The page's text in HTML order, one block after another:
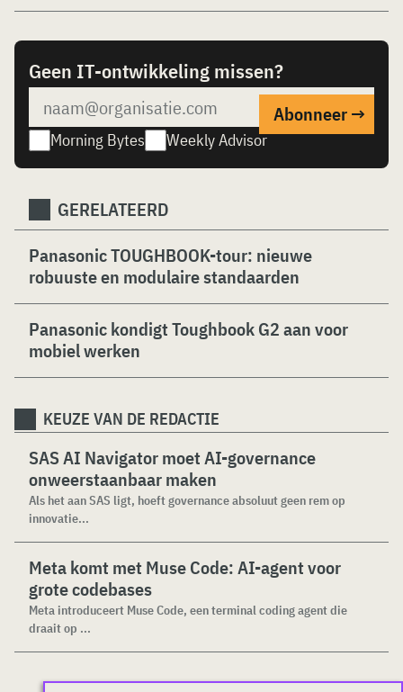
Geen IT-ontwikkeling missen?
Morning Bytes Weekly Advisor
GERELATEERD
Panasonic TOUGHBOOK-tour: nieuwe
robuuste en modulaire standaarden
Panasonic kondigt Toughbook G2 aan voor
mobiel werken
KEUZE VAN DE REDACTIE
SAS AI Navigator moet AI-governance
onweerstaanbaar maken
Als het aan SAS ligt, hoeft governance absoluut geen rem op
innovatie...
Meta komt met Muse Code: AI-agent voor
grote codebases
Meta introduceert Muse Code, een terminal coding agent die
draait op ...